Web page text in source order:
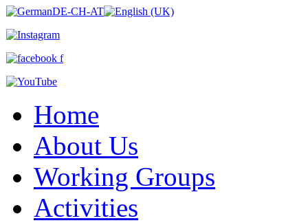
Home
About Us
Working Groups
Activities